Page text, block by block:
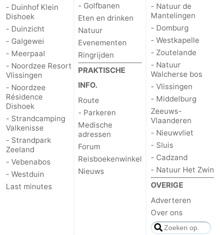
Resort
Vlissingen
Noordzee
Résidence
Dishoek
-
Strandcamping
Valkenisse
-
Strandpark
Zeeland
Vebenabos
-
Westduin
Last
minutes
Strand
Zien
&
doen
Bezienswaardigheden
-
- Duinhof Klein
Dishoek
- Duinzicht
- Galgewei
- Meerpaal
- Noordzee Resort
Vlissingen
- Noordzee
Résidence
Dishoek
- Strandcamping
Valkenisse
- Strandpark
Zeeland
- Vebenabos
- Westduin
Last minutes
- Golfbanen
Eten en drinken
Natuur
Evenementen
Ringrijden
PRAKTISCHE
INFO.
Route
- Parkeren
Medische
adressen
Forum
Reisboekenwinkel
Nieuws
- Natuur de
Mantelingen
- Domburg
- Westkapelle
- Zoutelande
- Natuur
Walcherse bos
- Vlissingen
- Middelburg
Zeeuws-
Vlaanderen
- Nieuwvliet
- Sluis
- Cadzand
- Natuur Het Zwin
OVERIGE
Adverteren
Over ons